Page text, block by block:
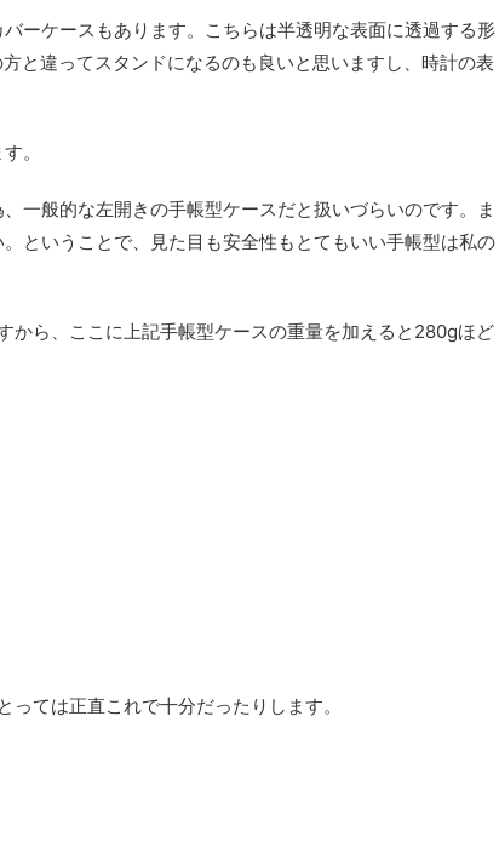
ーケースもあります。こちらは半透明な表面に透過する形
と違ってスタンドになるのも良いと思いますし、時計の表
。
一般的な左開きの手帳型ケースだと扱いづらいのです。ま
ということで、見た目も安全性もとてもいい手帳型は私の
ら、ここに上記手帳型ケースの重量を加えると280gほど
ては正直これで十分だったりします。